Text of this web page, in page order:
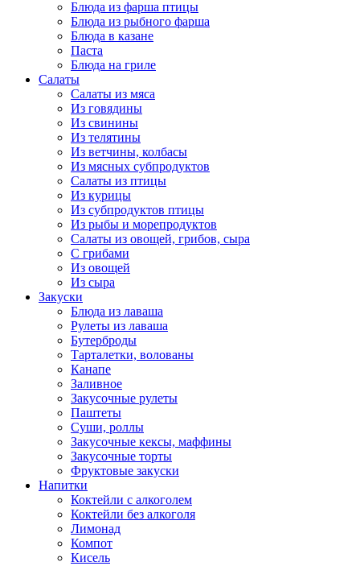
Блюда из фарша птицы
Блюда из рыбного фарша
Блюда в казане
Паста
Блюда на гриле
Салаты
Салаты из мяса
Из говядины
Из свинины
Из телятины
Из ветчины, колбасы
Из мясных субпродуктов
Салаты из птицы
Из курицы
Из субпродуктов птицы
Из рыбы и морепродуктов
Салаты из овощей, грибов, сыра
С грибами
Из овощей
Из сыра
Закуски
Блюда из лаваша
Рулеты из лаваша
Бутерброды
Тарталетки, волованы
Канапе
Заливное
Закусочные рулеты
Паштеты
Суши, роллы
Закусочные кексы, маффины
Закусочные торты
Фруктовые закуски
Напитки
Коктейли с алкоголем
Коктейли без алкоголя
Лимонад
Компот
Кисель